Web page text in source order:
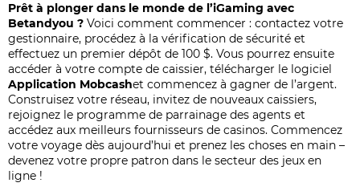
Prêt à plonger dans le monde de l’iGaming avec
Betandyou ? Voici comment commencer : contactez votre
gestionnaire, procédez à la vérification de sécurité et
effectuez un premier dépôt de 100 $. Vous pourrez ensuite
accéder à votre compte de caissier, télécharger le logiciel
Application Mobcashet commencez à gagner de l’argent.
Construisez votre réseau, invitez de nouveaux caissiers,
rejoignez le programme de parrainage des agents et
accédez aux meilleurs fournisseurs de casinos. Commencez
votre voyage dès aujourd’hui et prenez les choses en main –
devenez votre propre patron dans le secteur des jeux en
ligne !